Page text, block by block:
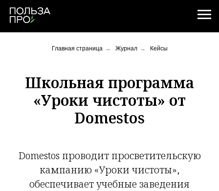
Главная страница → Журнал → Кейсы
Школьная программа
«Уроки чистоты» от
Domestos
Domestos проводит просветительскую
кампанию «Уроки чистоты»,
обеспечивает учебные заведения